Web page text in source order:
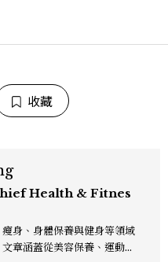
收藏
Health & Fitnes
身、身體保養與健身等領域
章涵蓋從美容保養、運動健